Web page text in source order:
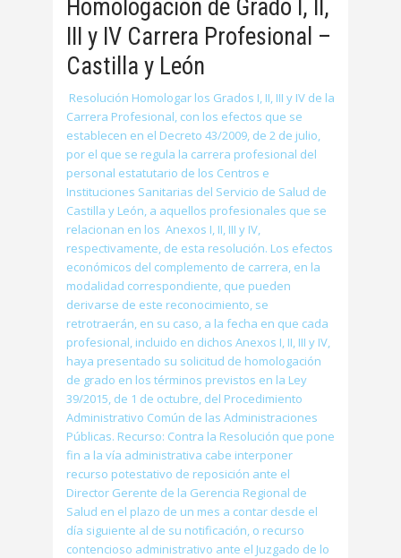
Homologación de Grado I, II,
III y IV Carrera Profesional –
Castilla y León
Resolución Homologar los Grados I, II, III y IV de la
Carrera Profesional, con los efectos que se
establecen en el Decreto 43/2009, de 2 de julio,
por el que se regula la carrera profesional del
personal estatutario de los Centros e
Instituciones Sanitarias del Servicio de Salud de
Castilla y León, a aquellos profesionales que se
relacionan en los Anexos I, II, III y IV,
respectivamente, de esta resolución. Los efectos
económicos del complemento de carrera, en la
modalidad correspondiente, que pueden
derivarse de este reconocimiento, se
retrotraerán, en su caso, a la fecha en que cada
profesional, incluido en dichos Anexos I, II, III y IV,
haya presentado su solicitud de homologación
de grado en los términos previstos en la Ley
39/2015, de 1 de octubre, del Procedimiento
Administrativo Común de las Administraciones
Públicas. Recurso: Contra la Resolución que pone
fin a la vía administrativa cabe interponer
recurso potestativo de reposición ante el
Director Gerente de la Gerencia Regional de
Salud en el plazo de un mes a contar desde el
día siguiente al de su notificación, o recurso
contencioso administrativo ante el Juzgado de lo